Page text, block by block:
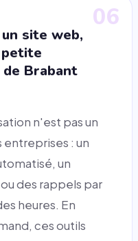
06
site web,
Brabant
n'est pas un
entreprises : un
un
des rappels par
heures. En
ces outils